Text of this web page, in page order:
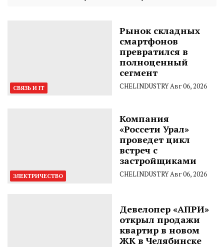
СВЯЗЬ И IT
Рынок складных
смартфонов
превратился в
полноценный
сегмент
CHELINDUSTRYАвг 06, 2026
ЭЛЕКТРИЧЕСТВО
Компания
«Россети Урал»
проведет цикл
встреч с
застройщиками
CHELINDUSTRYАвг 06, 2026
Девелопер «АПРИ»
открыл продажи
квартир в новом
ЖК в Челябинске